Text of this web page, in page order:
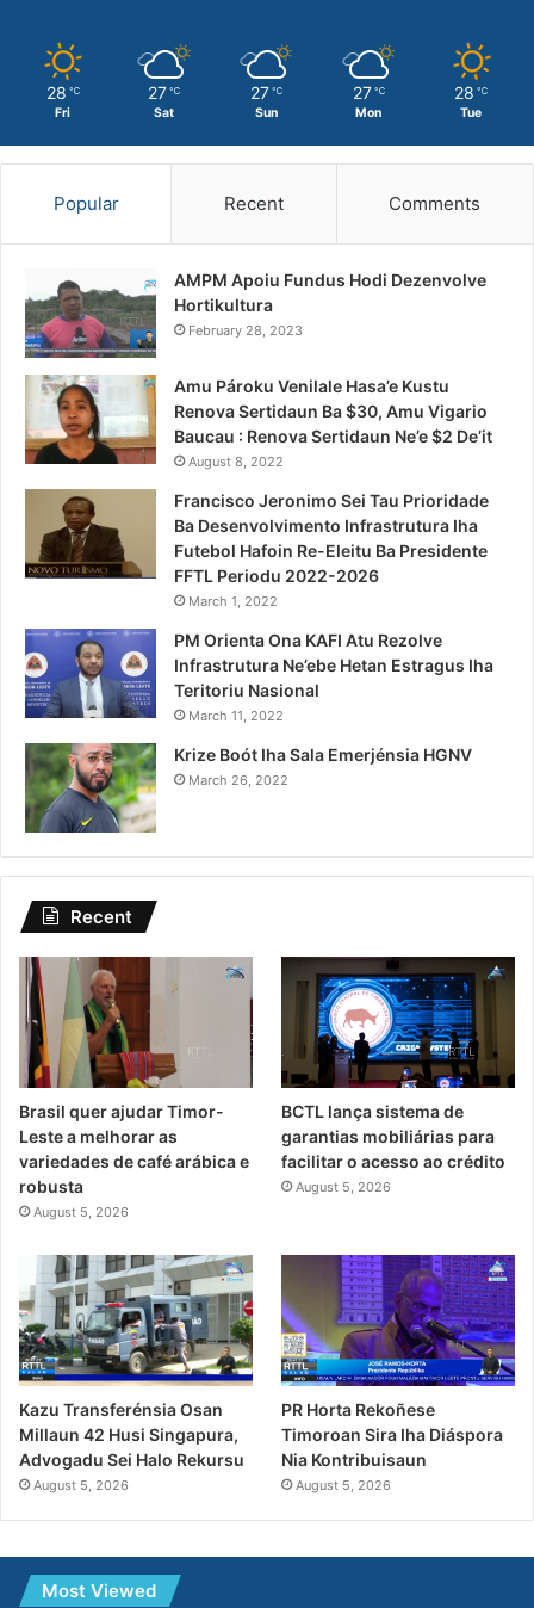
28 ℃
Fri
27 ℃
Sat
27 ℃
Sun
27 ℃
Mon
28 ℃
Tue
Popular Recent Comments
AMPM Apoiu Fundus Hodi Dezenvolve
Hortikultura
February 28, 2023
Amu Pároku Venilale Hasa’e Kustu
Renova Sertidaun Ba $30, Amu Vigario
Baucau : Renova Sertidaun Ne’e $2 De’it
August 8, 2022
Francisco Jeronimo Sei Tau Prioridade
Ba Desenvolvimento Infrastrutura Iha
Futebol Hafoin Re-Eleitu Ba Presidente
FFTL Periodu 2022-2026
March 1, 2022
PM Orienta Ona KAFI Atu Rezolve
Infrastrutura Ne’ebe Hetan Estragus Iha
Teritoriu Nasional
March 11, 2022
Krize Boót Iha Sala Emerjénsia HGNV
March 26, 2022
Recent
Brasil quer ajudar Timor-
Leste a melhorar as
variedades de café arábica e
robusta
August 5, 2026
BCTL lança sistema de
garantias mobiliárias para
facilitar o acesso ao crédito
August 5, 2026
Kazu Transferénsia Osan
Millaun 42 Husi Singapura,
Advogadu Sei Halo Rekursu
August 5, 2026
PR Horta Rekoñese
Timoroan Sira Iha Diáspora
Nia Kontribuisaun
August 5, 2026
Most Viewed